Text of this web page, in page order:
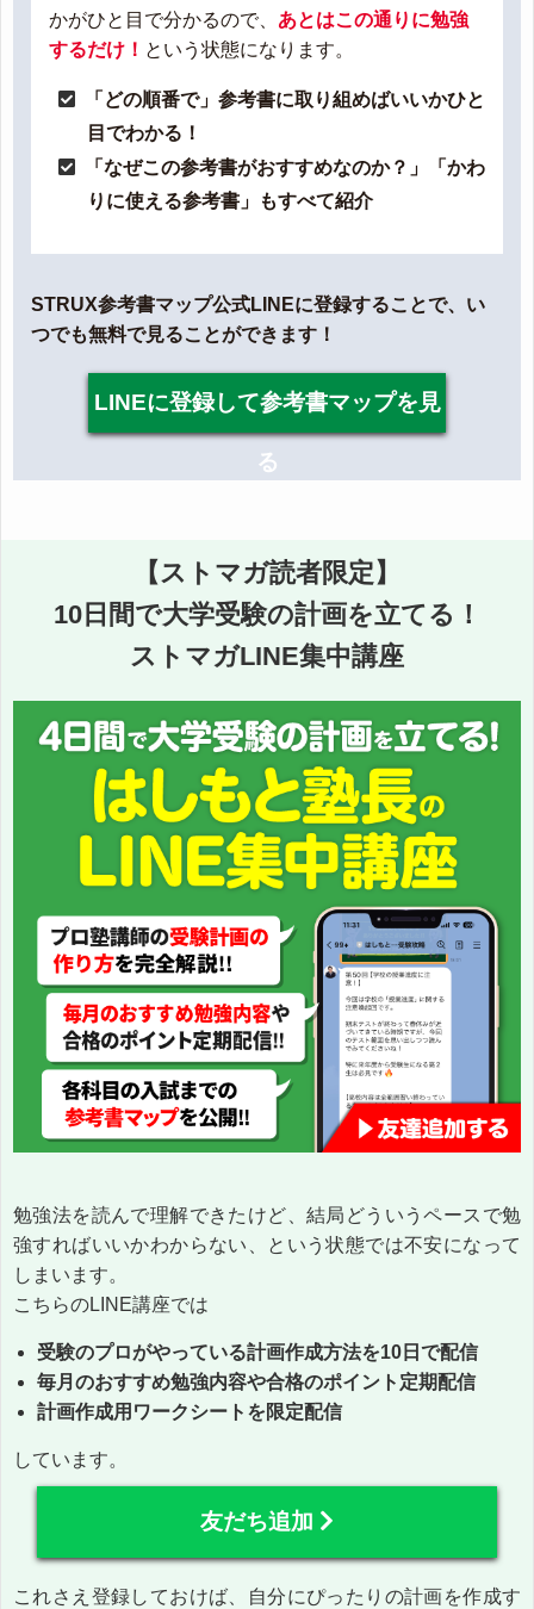
かがひと目で分かるので、 あとはこの通りに勉強
するだけ！ という状態になります。
「どの順番で」参考書に取り組めばいいかひと
目でわかる！
「なぜこの参考書がおすすめなのか？」「かわ
りに使える参考書」もすべて紹介
STRUX参考書マップ公式LINEに登録することで、い
つでも無料で見ることができます！
LINEに登録して参考書マップを見
る
【ストマガ読者限定】
10日間で大学受験の計画を立てる！
ストマガLINE集中講座
勉強法を読んで理解できたけど、結局どういうペースで勉
強すればいいかわからない、という状態では不安になって
しまいます。
こちらのLINE講座では
受験のプロがやっている計画作成方法を10日で配信
毎月のおすすめ勉強内容や合格のポイント定期配信
計画作成用ワークシートを限定配信
しています。
友だち追加
これさえ登録しておけば、自分にぴったりの計画を作成す